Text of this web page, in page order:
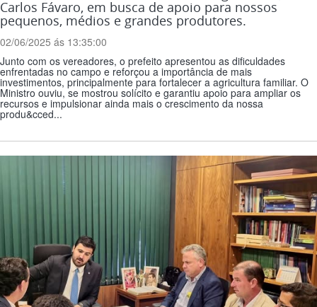
Carlos Fávaro, em busca de apoio para nossos
pequenos, médios e grandes produtores.
02/06/2025 ás 13:35:00
Junto com os vereadores, o prefeito apresentou as dificuldades
enfrentadas no campo e reforçou a importância de mais
investimentos, principalmente para fortalecer a agricultura familiar. O
Ministro ouviu, se mostrou solícito e garantiu apoio para ampliar os
recursos e impulsionar ainda mais o crescimento da nossa
produ&cced...